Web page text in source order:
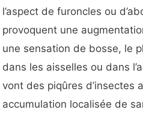
l’aspect de furoncles ou
provoquent une
une sensation de bosse, le
dans les aisselles ou dans
vont des piqûres d’insectes
accumulation localisée de